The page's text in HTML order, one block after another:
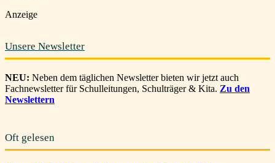
Anzeige
Unsere Newsletter
NEU: Neben dem täglichen Newsletter bieten wir jetzt auch
Fachnewsletter für Schulleitungen, Schulträger & Kita. Zu den
Newslettern
Oft gelesen